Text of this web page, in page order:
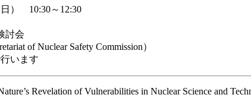
） 10:30～12:30
討会
of Nuclear Safety Commission）
います
Revelation of Vulnerabilities in Nuclear Science and